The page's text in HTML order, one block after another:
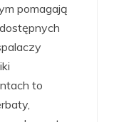
pomagają
to